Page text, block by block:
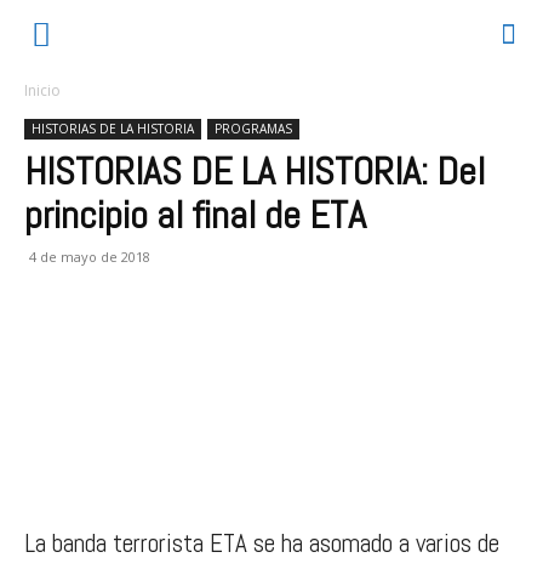
Inicio
HISTORIAS DE LA HISTORIA PROGRAMAS
HISTORIAS DE LA HISTORIA: Del
principio al final de ETA
4 de mayo de 2018
La banda terrorista ETA se ha asomado a varios de